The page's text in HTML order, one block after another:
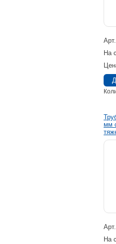
Арт.
На
мм
Арт.
На